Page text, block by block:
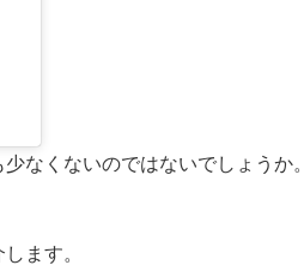
なくないのではないでしょうか。
ます。